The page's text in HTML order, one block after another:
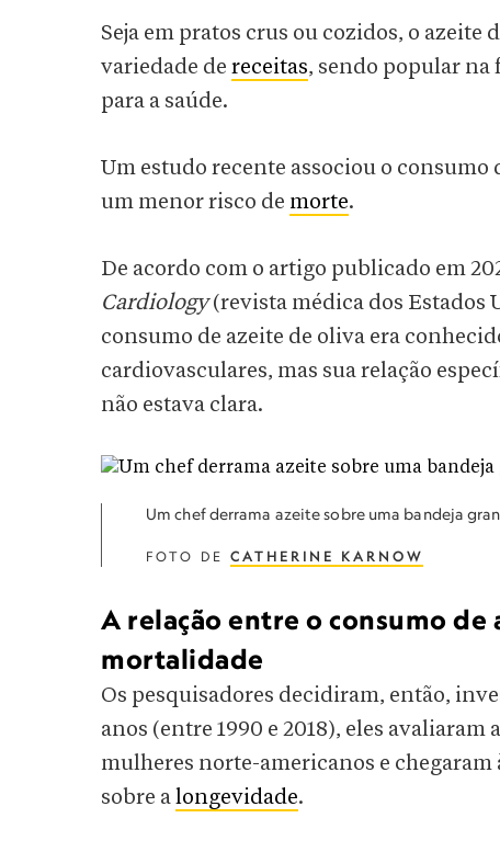
Seja em pratos crus ou cozidos, o
variedade de receitas, sendo popular na
para a saúde.
Um estudo recente associou o consumo
um menor risco de morte.
De acordo com o artigo publicado em
Cardiology(revista médica dos Estados
consumo de azeite de oliva era
cardiovasculares, mas sua relação
não estava clara.
Um chef derrama azeite sobre uma bandeja
FOTO DE CATHERINE KARNOW
A relação entre o consumo de
mortalidade
Os pesquisadores decidiram, então,
anos (entre 1990 e 2018), eles
mulheres norte-americanos e
sobre alongevidade.